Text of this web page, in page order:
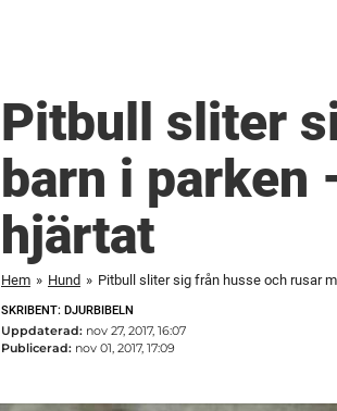
Pitbull sliter
barn i parken
hjärtat
Hem » Hund » Pitbull sliter sig från husse och rusar
SKRIBENT: DJURBIBELN
Uppdaterad: nov 27, 2017, 16:07
Publicerad: nov 01, 2017, 17:09